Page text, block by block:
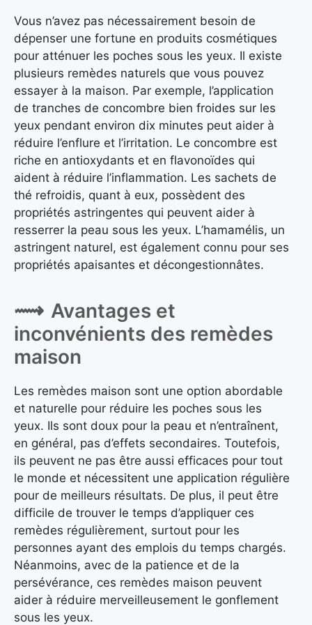
Vous n’avez pas nécessairement besoin de
dépenser une fortune en produits cosmétiques
pour atténuer les poches sous les yeux. Il existe
plusieurs remèdes naturels que vous pouvez
essayer à la maison. Par exemple, l’application
de tranches de concombre bien froides sur les
yeux pendant environ dix minutes peut aider à
réduire l’enflure et l’irritation. Le concombre est
riche en antioxydants et en flavonoïdes qui
aident à réduire l’inflammation. Les sachets de
thé refroidis, quant à eux, possèdent des
propriétés astringentes qui peuvent aider à
resserrer la peau sous les yeux. L’hamamélis, un
astringent naturel, est également connu pour ses
propriétés apaisantes et décongestionnâtes.
Avantages et
inconvénients des remèdes
maison
Les remèdes maison sont une option abordable
et naturelle pour réduire les poches sous les
yeux. Ils sont doux pour la peau et n’entraînent,
en général, pas d’effets secondaires. Toutefois,
ils peuvent ne pas être aussi efficaces pour tout
le monde et nécessitent une application régulière
pour de meilleurs résultats. De plus, il peut être
difficile de trouver le temps d’appliquer ces
remèdes régulièrement, surtout pour les
personnes ayant des emplois du temps chargés.
Néanmoins, avec de la patience et de la
persévérance, ces remèdes maison peuvent
aider à réduire merveilleusement le gonflement
sous les yeux.